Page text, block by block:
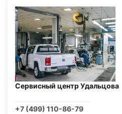
Сервисный центр Удальцова
+7 (499) 110-86-79